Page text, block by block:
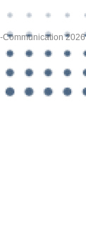
Communication 2026